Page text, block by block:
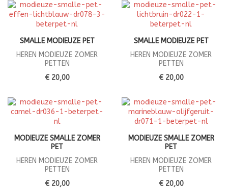
SMALLE MODIEUZE PET
HEREN MODIEUZE ZOMER
PETTEN
€ 20,00
SMALLE MODIEUZE PET
HEREN MODIEUZE ZOMER
PETTEN
€ 20,00
MODIEUZE SMALLE ZOMER
PET
HEREN MODIEUZE ZOMER
PETTEN
€ 20,00
MODIEUZE SMALLE ZOMER
PET
HEREN MODIEUZE ZOMER
PETTEN
€ 20,00